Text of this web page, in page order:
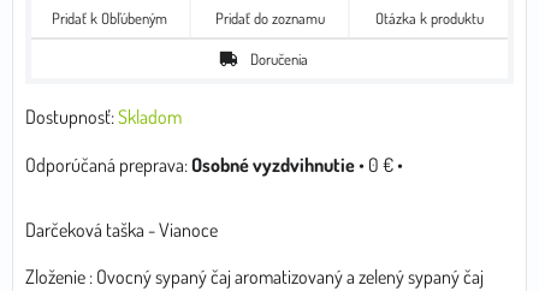
Pridať k Obľúbeným Pridať do zoznamu Otázka k produktu
Doručenia
Dostupnosť:Skladom
Osobné vyzdvihnutie• 0 €•
Darčeková taška - Vianoce
Zloženie : Ovocný sypaný čaj aromatizovaný a zelený sypaný čaj